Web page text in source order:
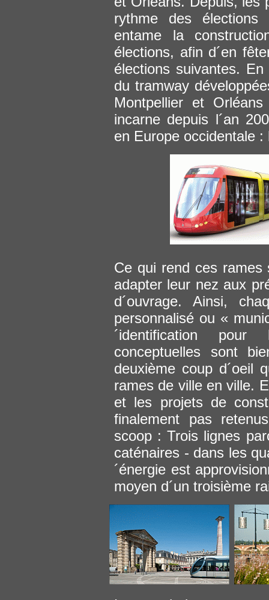
rythme des
entame la
élections, afin d´en
élections suivantes.
du tramway
Montpellier et
incarne depuis l´an
en Europe occidentale :
Ce qui rend ces rames
adapter leur nez aux
d´ouvrage. Ainsi,
personnalisé ou «
´identification
conceptuelles sont
deuxième coup d´oeil
rames de ville en ville.
et les projets de
finalement pas
scoop : Trois lignes
caténaires - dans les
´énergie est
moyen d´un troisième